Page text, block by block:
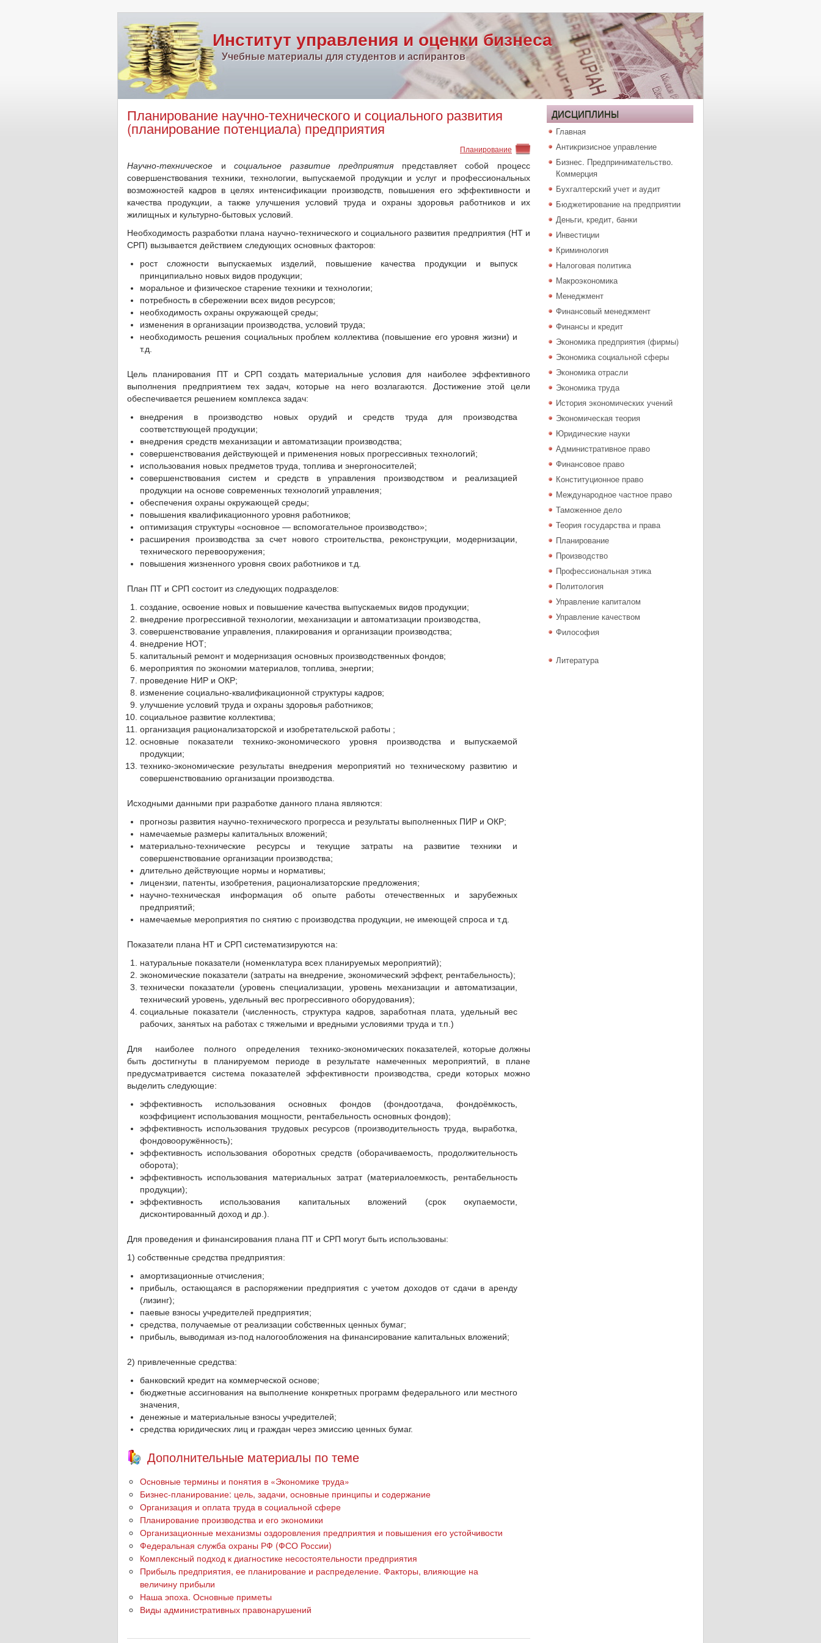
Институт управления и оценки бизнеса
Учебные материалы для студентов и аспирантов
Планирование научно-технического и социального развития
(планирование потенциала) предприятия
Планирование
Научно-техническое исоциальное развитие предприятия представляет собой процесс
совершенствования техники, технологии, выпускаемой продукции и услуг и профессиональных
возможностей кадров в целях интенсификации производств, повышения его эффективности и
качества продукции, а также улучшения условий труда и охраны здоровья работников и их
жилищных и культурно-бытовых условий.
Необходимость разработки плана научно-технического и социального развития предприятия (НТ и
СРП) вызывается действием следующих основных факторов:
рост сложности выпускаемых изделий, повышение качества продукции и выпуск
принципиально новых видов продукции;
моральное и физическое старение техники и технологии;
потребность в сбережении всех видов ресурсов;
необходимость охраны окружающей среды;
изменения в организации производства, условий труда;
необходимость решения социальных проблем коллектива (повышение его уровня жизни) и
т.д.
Цель планирования ПТ и СРП создать материальные условия для наиболее эффективного
выполнения предприятием тех задач, которые на него возлагаются. Достижение этой цели
обеспечивается решением комплекса задач:
внедрения в производство новых орудий и средств труда для производства
соответствующей продукции;
внедрения средств механизации и автоматизации производства;
совершенствования действующей и применения новых прогрессивных технологий;
использования новых предметов труда, топлива и энергоносителей;
совершенствования систем и средств в управления производством и реализацией
продукции на основе современных технологий управления;
обеспечения охраны окружающей среды;
повышения квалификационного уровня работников;
оптимизация структуры «основное — вспомогательное производство»;
расширения производства за счет нового строительства, реконструкции, модернизации,
технического перевооружения;
повышения жизненного уровня своих работников и т.д.
План ПТ и СРП состоит из следующих подразделов:
создание, освоение новых и повышение качества выпускаемых видов продукции;
внедрение прогрессивной технологии, механизации и автоматизации производства,
совершенствование управления, плакирования и организации производства;
внедрение НОТ;
капитальный ремонт и модернизация основных производственных фондов;
мероприятия по экономии материалов, топлива, энергии;
проведение НИР и ОКР;
изменение социально-квалификационной структуры кадров;
улучшение условий труда и охраны здоровья работников;
социальное развитие коллектива;
организация рационализаторской и изобретательской работы ;
основные показатели технико-экономического уровня производства и выпускаемой
продукции;
технико-экономические результаты внедрения мероприятий но техническому развитию и
совершенствованию организации производства.
Исходными данными при разработке данного плана являются:
прогнозы развития научно-технического прогресса и результаты выполненных ПИР и ОКР;
намечаемые размеры капитальных вложений;
материально-технические ресурсы и текущие затраты на развитие техники и
совершенствование организации производства;
длительно действующие нормы и нормативы;
лицензии, патенты, изобретения, рационализаторские предложения;
научно-техническая информация об опыте работы отечественных и зарубежных
предприятий;
намечаемые мероприятия по снятию с производства продукции, не имеющей спроса и т.д.
Показатели плана НТ и СРП систематизируются на:
натуральные показатели (номенклатура всех планируемых мероприятий);
экономические показатели (затраты на внедрение, экономический эффект, рентабельность);
технически показатели (уровень специализации, уровень механизации и автоматизации,
технический уровень, удельный вес прогрессивного оборудования);
социальные показатели (численность, структура кадров, заработная плата, удельный вес
рабочих, занятых на работах с тяжелыми и вредными условиями труда и т.п.)
Для наиболее полного определения технико-экономических показателей, которые должны
быть достигнуты в планируемом периоде в результате намеченных мероприятий, в плане
предусматривается система показателей эффективности производства, среди которых можно
выделить следующие:
эффективность использования основных фондов (фондоотдача, фондоёмкость,
коэффициент использования мощности, рентабельность основных фондов);
эффективность использования трудовых ресурсов (производительность труда, выработка,
фондовооружённость);
эффективность использования оборотных средств (оборачиваемость, продолжительность
оборота);
эффективность использования материальных затрат (материалоемкость, рентабельность
продукции);
эффективность использования капитальных вложений (срок окупаемости,
дисконтированный доход и др.).
Для проведения и финансирования плана ПТ и СРП могут быть использованы:
1) собственные средства предприятия:
амортизационные отчисления;
прибыль, остающаяся в распоряжении предприятия с учетом доходов от сдачи в аренду
(лизинг);
паевые взносы учредителей предприятия;
средства, получаемые от реализации собственных ценных бумаг;
прибыль, выводимая из-под налогообложения на финансирование капитальных вложений;
2) привлеченные средства:
банковский кредит на коммерческой основе;
бюджетные ассигнования на выполнение конкретных программ федерального или местного
значения,
денежные и материальные взносы учредителей;
средства юридических лиц и граждан через эмиссию ценных бумаг.
Дополнительные материалы по теме
Основные термины и понятия в «Экономике труда»
Бизнес-планирование: цель, задачи, основные принципы и содержание
Организация и оплата труда в социальной сфере
Планирование производства и его экономики
Организационные механизмы оздоровления предприятия и повышения его устойчивости
Федеральная служба охраны РФ (ФСО России)
Комплексный подход к диагностике несостоятельности предприятия
Прибыль предприятия, ее планирование и распределение. Факторы, влияющие на
величину прибыли
Наша эпоха. Основные приметы
Виды административных правонарушений
ДИСЦИПЛИНЫ
Главная
Антикризисное управление
Бизнес. Предпринимательство.
Коммерция
Бухгалтерский учет и аудит
Бюджетирование на предприятии
Деньги, кредит, банки
Инвестиции
Криминология
Налоговая политика
Макроэкономика
Менеджмент
Финансовый менеджмент
Финансы и кредит
Экономика предприятия (фирмы)
Экономика социальной сферы
Экономика отрасли
Экономика труда
История экономических учений
Экономическая теория
Юридические науки
Административное право
Финансовое право
Конституционное право
Международное частное право
Таможенное дело
Теория государства и права
Планирование
Производство
Профессиональная этика
Политология
Управление капиталом
Управление качеством
Философия
Литература